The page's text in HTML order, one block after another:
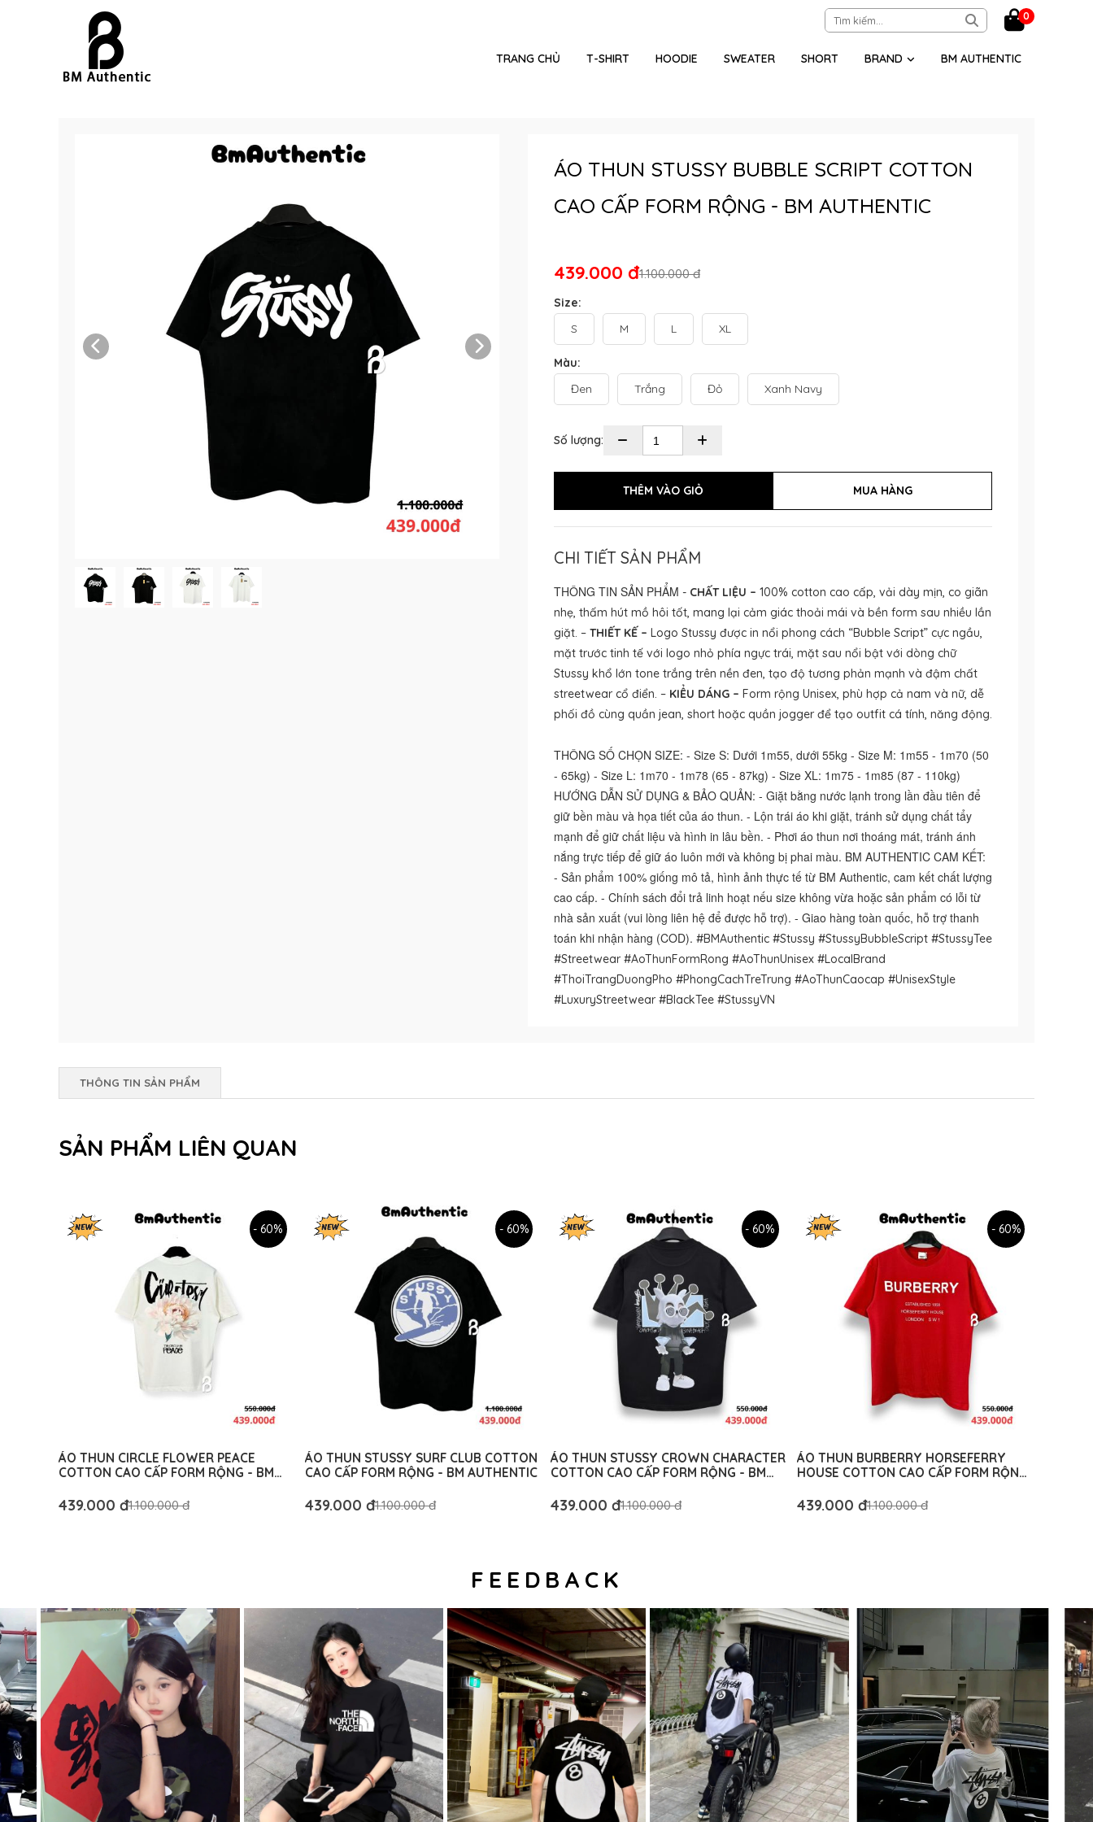
0
TRANG CHỦ T-SHIRT HOODIE SWEATER SHORT BRAND BM AUTHENTIC
ÁO THUN STUSSY BUBBLE SCRIPT COTTON
CAO CẤP FORM RỘNG - BM AUTHENTIC
1.100.000 đ
439.000 đ
Size:
S
M L XL
Màu:
Đen
Trắng Đỏ Xanh Navy
Số lượng:
CHI TIẾT SẢN PHẨM
THÔNG TIN SẢN PHẨM - CHẤT LIỆU – 100% cotton cao cấp, vải dày mịn, co giãn
nhẹ, thấm hút mồ hôi tốt, mang lại cảm giác thoải mái và bền form sau nhiều lần
giặt. – THIẾT KẾ – Logo Stussy được in nổi phong cách “Bubble Script” cực ngầu,
mặt trước tinh tế với logo nhỏ phía ngực trái, mặt sau nổi bật với dòng chữ
Stussy khổ lớn tone trắng trên nền đen, tạo độ tương phản mạnh và đậm chất
streetwear cổ điển. – KIỂU DÁNG – Form rộng Unisex, phù hợp cả nam và nữ, dễ
phối đồ cùng quần jean, short hoặc quần jogger để tạo outfit cá tính, năng động.
THÔNG SỐ CHỌN SIZE: - Size S: Dưới 1m55, dưới 55kg - Size M: 1m55 - 1m70 (50
- 65kg) - Size L: 1m70 - 1m78 (65 - 87kg) - Size XL: 1m75 - 1m85 (87 - 110kg)
HƯỚNG DẪN SỬ DỤNG & BẢO QUẢN: - Giặt bằng nước lạnh trong lần đầu tiên để
giữ bền màu và họa tiết của áo thun. - Lộn trái áo khi giặt, tránh sử dụng chất tẩy
mạnh để giữ chất liệu và hình in lâu bền. - Phơi áo thun nơi thoáng mát, tránh ánh
nắng trực tiếp để giữ áo luôn mới và không bị phai màu. BM AUTHENTIC CAM KẾT:
- Sản phẩm 100% giống mô tả, hình ảnh thực tế từ BM Authentic, cam kết chất lượng
cao cấp. - Chính sách đổi trả linh hoạt nếu size không vừa hoặc sản phẩm có lỗi từ
nhà sản xuất (vui lòng liên hệ để được hỗ trợ). - Giao hàng toàn quốc, hỗ trợ thanh
toán khi nhận hàng (COD). #BMAuthentic #Stussy #StussyBubbleScript #StussyTee
#Streetwear #AoThunFormRong #AoThunUnisex #LocalBrand
#ThoiTrangDuongPho #PhongCachTreTrung #AoThunCaocap #UnisexStyle
#LuxuryStreetwear #BlackTee #StussyVN
THÔNG TIN SẢN PHẨM
SẢN PHẨM LIÊN QUAN
- 60%
ÁO THUN CIRCLE FLOWER PEACE
COTTON CAO CẤP FORM RỘNG - BM
439.000 đ1.100.000 đ
- 60%
ÁO THUN STUSSY SURF CLUB COTTON
CAO CẤP FORM RỘNG - BM AUTHENTIC
439.000 đ1.100.000 đ
- 60%
ÁO THUN STUSSY CROWN CHARACTER
COTTON CAO CẤP FORM RỘNG - BM
439.000 đ1.100.000 đ
- 60%
ÁO THUN BURBERRY HORSEFERRY
HOUSE COTTON CAO CẤP FORM RỘNG
439.000 đ1.100.000 đ
FEEDBACK